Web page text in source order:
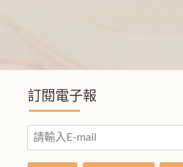
訂閱電子報